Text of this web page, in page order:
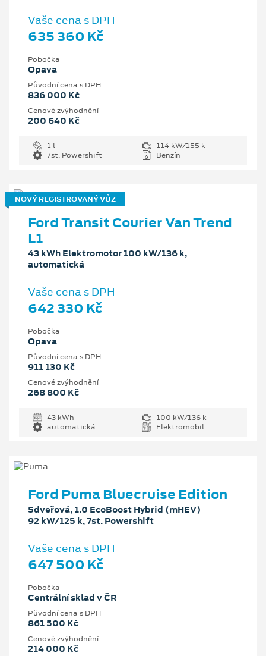
Vaše cena s DPH
635 360 Kč
Pobočka
Opava
Původní cena s DPH
836 000 Kč
Cenové zvýhodnění
200 640 Kč
1 l
114 kW/155 k
7st. Powershift
Benzín
NOVÝ REGISTROVANÝ VŮZ
Ford Transit Courier Van Trend
L1
43 kWh Elektromotor 100 kW/136 k,
automatická
Vaše cena s DPH
642 330 Kč
Pobočka
Opava
Původní cena s DPH
911 130 Kč
Cenové zvýhodnění
268 800 Kč
43 kWh
100 kW/136 k
automatická
Elektromobil
Ford Puma Bluecruise Edition
5dveřová, 1.0 EcoBoost Hybrid (mHEV)
92 kW/125 k, 7st. Powershift
Vaše cena s DPH
647 500 Kč
Pobočka
Centrální sklad v ČR
Původní cena s DPH
861 500 Kč
Cenové zvýhodnění
214 000 Kč